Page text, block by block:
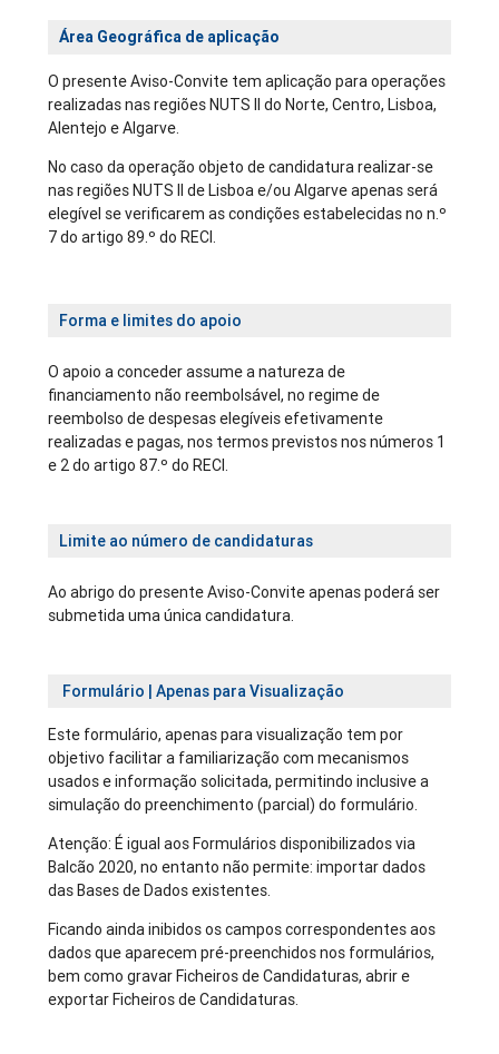
Área Geográfica de aplicação
O presente Aviso-Convite tem aplicação para operações
realizadas nas regiões NUTS II do Norte, Centro, Lisboa,
Alentejo e Algarve.
No caso da operação objeto de candidatura realizar-se
nas regiões NUTS II de Lisboa e/ou Algarve apenas será
elegível se verificarem as condições estabelecidas no n.º
7 do artigo 89.º do RECI.
Forma e limites do apoio
O apoio a conceder assume a natureza de
financiamento não reembolsável, no regime de
reembolso de despesas elegíveis efetivamente
realizadas e pagas, nos termos previstos nos números 1
e 2 do artigo 87.º do RECI.
Limite ao número de candidaturas
Ao abrigo do presente Aviso-Convite apenas poderá ser
submetida uma única candidatura.
Formulário | Apenas para Visualização
Este formulário, apenas para visualização tem por
objetivo facilitar a familiarização com mecanismos
usados e informação solicitada, permitindo inclusive a
simulação do preenchimento (parcial) do formulário.
Atenção: É igual aos Formulários disponibilizados via
Balcão 2020, no entanto não permite: importar dados
das Bases de Dados existentes.
Ficando ainda inibidos os campos correspondentes aos
dados que aparecem pré-preenchidos nos formulários,
bem como gravar Ficheiros de Candidaturas, abrir e
exportar Ficheiros de Candidaturas.